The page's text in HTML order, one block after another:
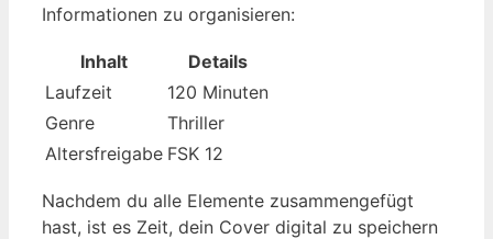
Informationen zu organisieren:
Inhalt
Details
Laufzeit
120 Minuten
Genre
Thriller
Altersfreigabe FSK 12
Nachdem du alle Elemente zusammengefügt
hast, ist es Zeit, dein Cover digital zu speichern